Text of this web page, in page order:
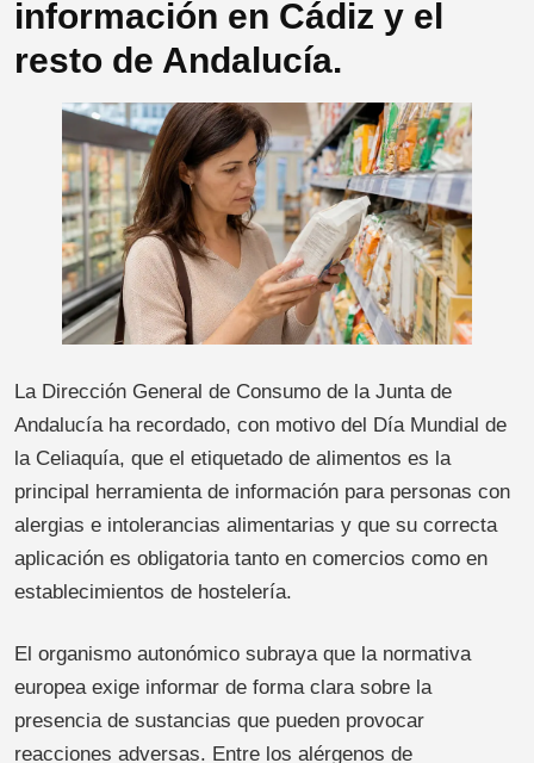
información en Cádiz y el
resto de Andalucía.
La Dirección General de Consumo de la Junta de
Andalucía ha recordado, con motivo del Día Mundial de
la Celiaquía, que el etiquetado de alimentos es la
principal herramienta de información para personas con
alergias e intolerancias alimentarias y que su correcta
aplicación es obligatoria tanto en comercios como en
establecimientos de hostelería.
El organismo autonómico subraya que la normativa
europea exige informar de forma clara sobre la
presencia de sustancias que pueden provocar
reacciones adversas. Entre los alérgenos de